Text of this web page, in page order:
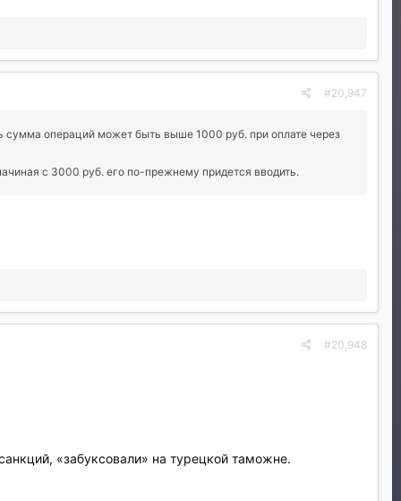
#20,947
сумма операций может быть выше 1000 руб. при оплате через
с 3000 руб. его по-прежнему придется вводить.
#20,948
«забуксовали» на турецкой таможне.